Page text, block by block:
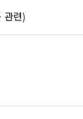
관련)